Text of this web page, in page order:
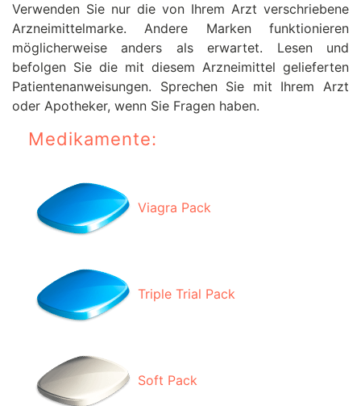
Verwenden Sie nur die von Ihrem Arzt verschriebene
Arzneimittelmarke. Andere Marken funktionieren
möglicherweise anders als erwartet. Lesen und
befolgen Sie die mit diesem Arzneimittel gelieferten
Patientenanweisungen. Sprechen Sie mit Ihrem Arzt
oder Apotheker, wenn Sie Fragen haben.
Medikamente:
Viagra Pack
Triple Trial Pack
Soft Pack